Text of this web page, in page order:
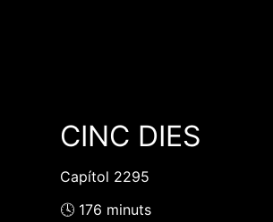
CINC DIES
Capítol 2295
🕓 176 minuts